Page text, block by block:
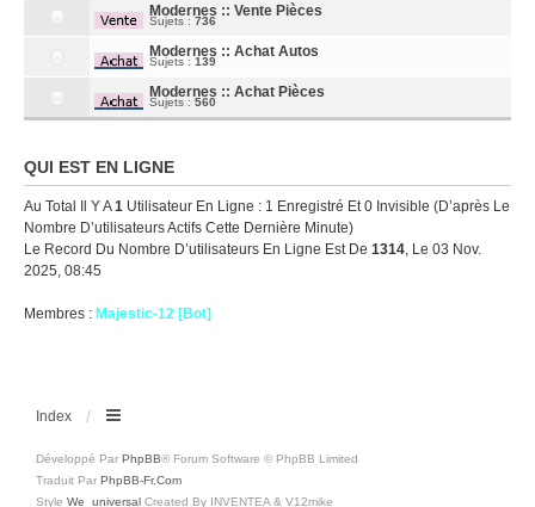
Modernes :: Vente Pièces
Sujets : 736
Modernes :: Achat Autos
Sujets : 139
Modernes :: Achat Pièces
Sujets : 560
QUI EST EN LIGNE
Au Total Il Y A1 Utilisateur En Ligne : 1 Enregistré Et 0 Invisible (d’après Le
Nombre D’utilisateurs Actifs Cette Dernière Minute)
Le Record Du Nombre D’utilisateurs En Ligne Est De 1314, Le 03 Nov.
2025, 08:45
Membres : Majestic-12 [Bot]
Index
Développé Par PhpBB® Forum Software © PhpBB Limited
Traduit Par PhpBB-Fr.com
Style We_universal Created By INVENTEA & V12mike